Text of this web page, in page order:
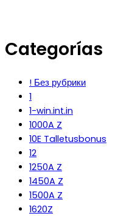
Categorías
! Без рубрики
1
1-win.int.in
1000A Z
10E Talletusbonus
12
1250A Z
1450A Z
1500A Z
1620Z